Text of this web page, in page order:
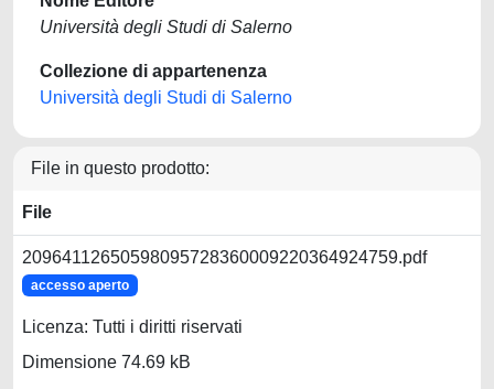
Università degli Studi di Salerno
Collezione di appartenenza
Università degli Studi di Salerno
File in questo prodotto:
File
20964112650598095728360009220364924759.pdf
accesso aperto
Licenza: Tutti i diritti riservati
Dimensione 74.69 kB